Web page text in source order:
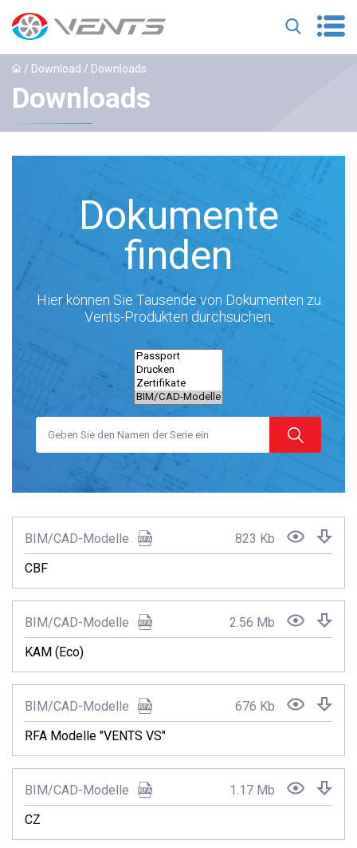
/ Download / Downloads
Downloads
Dokumente
finden
Hier können Sie Tausende von Dokumenten zu
Vents-Produkten durchsuchen.
BIM/CAD-Modelle
CBF
823 Kb
BIM/CAD-Modelle
KAM (Eco)
2.56 Mb
BIM/CAD-Modelle
RFA Modelle "VENTS VS"
676 Kb
BIM/CAD-Modelle
CZ
1.17 Mb